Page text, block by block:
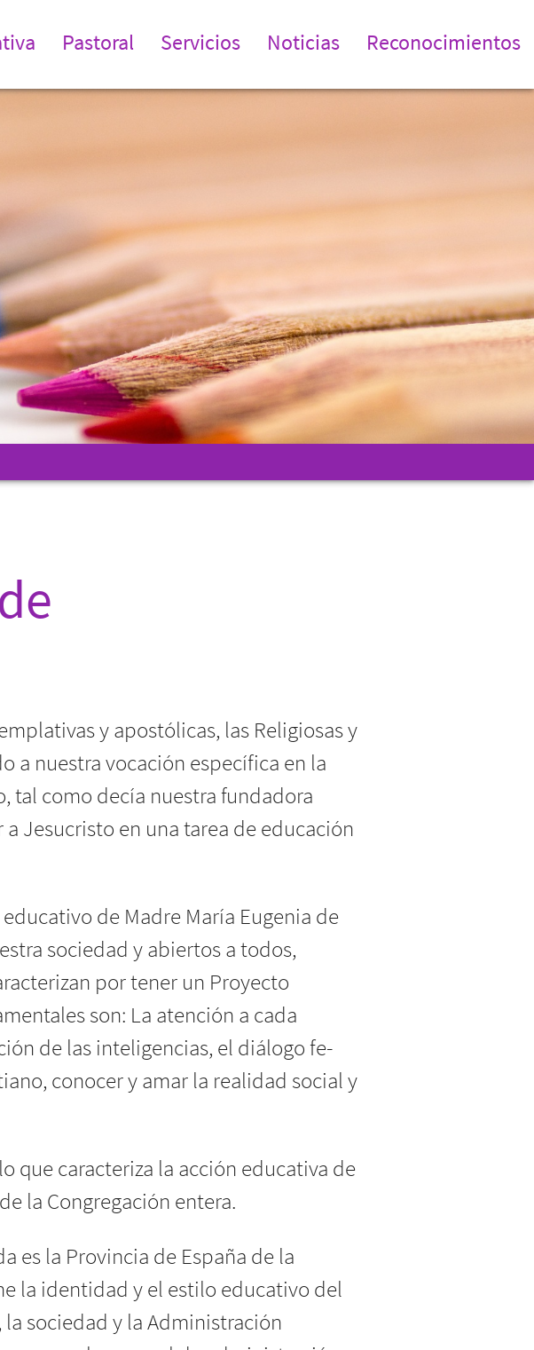
Pastoral Servicios Noticias Reconocimientos
y apostólicas, las Religiosas y
a nuestra vocación específica en la
tal como decía nuestra fundadora
a Jesucristo en una tarea de educación
de Madre María Eugenia de
sociedad y abiertos a todos,
por tener un Proyecto
son: La atención a cada
de las inteligencias, el diálogo fe-
conocer y amar la realidad social y
que caracteriza la acción educativa de
la Congregación entera.
es la Provincia de España de la
la identidad y el estilo educativo del
sociedad y la Administración